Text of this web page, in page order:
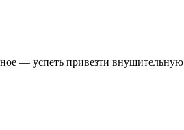
— успеть привезти внушительную